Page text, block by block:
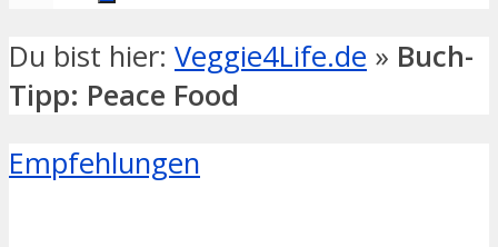
Du bist hier: Veggie4Life.de » Buch-
Tipp: Peace Food
Empfehlungen